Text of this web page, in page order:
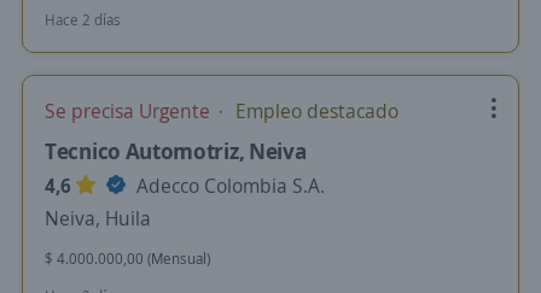
Hace 2 días
Se precisa Urgente Empleo destacado
Tecnico Automotriz, Neiva
4,6
Adecco Colombia S.A.
Neiva, Huila
$ 4.000.000,00 (Mensual)